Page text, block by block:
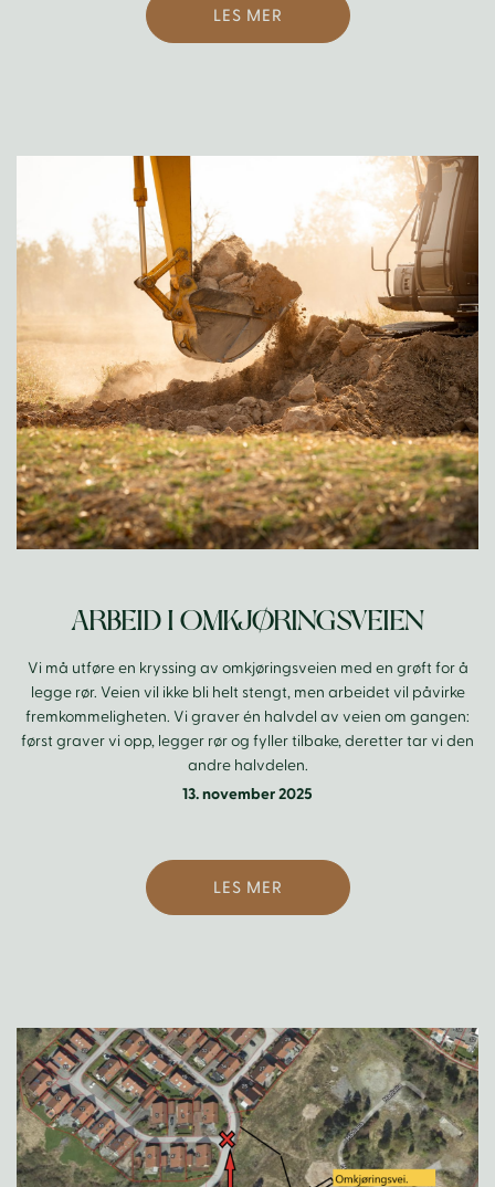
LES MER
ARBEID I OMKJØRINGSVEIEN
Vi må utføre en kryssing av omkjøringsveien med en grøft for å
legge rør. Veien vil ikke bli helt stengt, men arbeidet vil påvirke
fremkommeligheten. Vi graver én halvdel av veien om gangen:
først graver vi opp, legger rør og fyller tilbake, deretter tar vi den
andre halvdelen.
13. november 2025
LES MER